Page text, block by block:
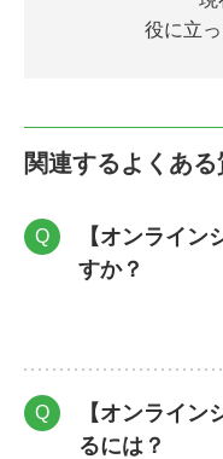
役に立
関連するよくある
Q
【オンライ
すか？
Q
【オンライ
るには？